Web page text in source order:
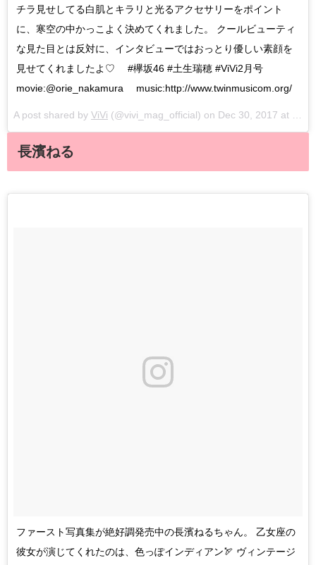
チラ見せしてる白肌とキラリと光るアクセサリーをポイント
に、寒空の中かっこよく決めてくれました。 クールビューティ
な見た目とは反対に、インタビューではおっとり優しい素顔を
見せてくれましたよ♡ #欅坂46 #土生瑞穂 #ViVi2月号
movie:@orie_nakamura music:http://www.twinmusicom.org/
A post shared by ViVi (@vivi_mag_official) on Dec 30, 2017 at 1:52am PST
長濱ねる
ファースト写真集が絶好調発売中の長濱ねるちゃん。 乙女座の
彼女が演じてくれたのは、色っぽインディアン🏹 ヴィンテージ